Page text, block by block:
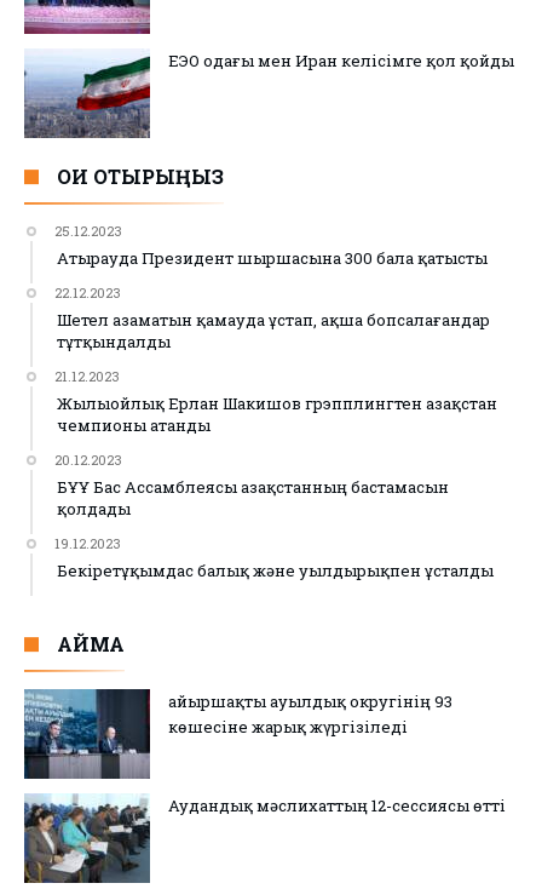
ЕЭО одағы мен Иран келісімге қол қойды
ОҚИ ОТЫРЫҢЫЗ
25.12.2023
Атырауда Президент шыршасына 300 бала қатысты
22.12.2023
Шетел азаматын қамауда ұстап, ақша бопсалағандар
тұтқындалды
21.12.2023
Жылыойлық Ерлан Шакишов грэпплингтен Қазақстан
чемпионы атанды
20.12.2023
БҰҰ Бас Ассамблеясы Қазақстанның бастамасын
қолдады
19.12.2023
Бекіретұқымдас балық және уылдырықпен ұсталды
АЙМАҚ
Қайыршақты ауылдық округінің 93
көшесіне жарық жүргізіледі
Аудандық мәслихаттың 12-сессиясы өтті